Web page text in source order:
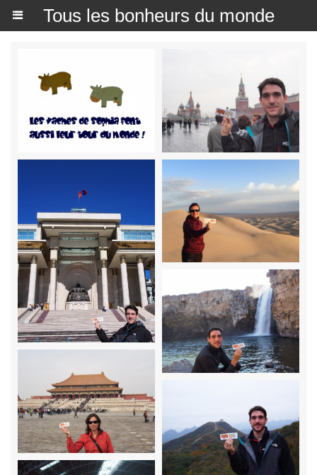
Tous les bonheurs du monde